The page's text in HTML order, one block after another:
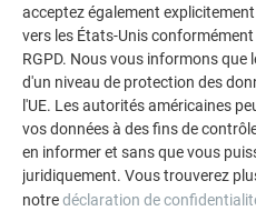
+33 6 31 51 54 87
Demander à être
Demander à être
TIMOTHÉE
+33 6 81 02 33 34
Demander à être
acceptez également
vers les États-Unis
RGPD. Nous vous informons que
d'un niveau de protection des
l'UE. Les autorités américaines
vos données à des fins de
en informer et sans que vous
juridiquement. Vous trouverez
notredéclaration de